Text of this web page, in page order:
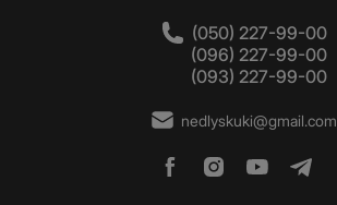
(050) 227-99-00
(096) 227-99-00
(093) 227-99-00
nedlyskuki@gmail.com